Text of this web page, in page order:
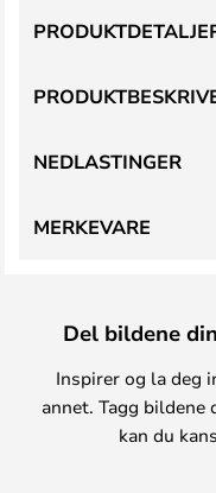
NEDLASTINGER
MERKEVARE
Del bildene
Inspirer og la deg
annet. Tagg bildene
kan du